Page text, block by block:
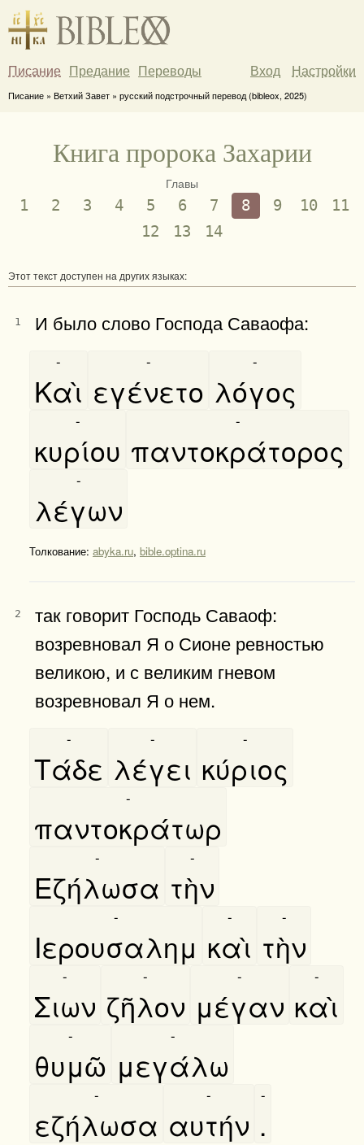
Писание Предание Переводы Вход Настройки
Писание » Ветхий Завет » русский подстрочный перевод (bibleox, 2025)
Книга пророка Захарии
Главы
1 2 3 4 5 6 7 8 9 10
11
12
13 14
Этот текст доступен на других языках:
1 И было слово Господа Саваофа:
Καὶ
-
εγένετο
-
λόγος
-
κυρίου
-
παντοκράτορος
-
λέγων
-
Толкование: abyka.ru, bible.optina.ru
2
так говорит Господь Саваоф:
возревновал Я о Сионе ревностью
великою, и с великим гневом
возревновал Я о нем.
Τάδε
-
λέγει
-
κύριος
-
παντοκράτωρ
-
Εζήλωσα
-
τὴν
-
Ιερουσαλημ
-
καὶ
-
τὴν
-
Σιων
-
ζῆλον
-
μέγαν
-
καὶ
-
θυμῶ
-
μεγάλω
-
εζήλωσα
-
αυτήν
-
.
-